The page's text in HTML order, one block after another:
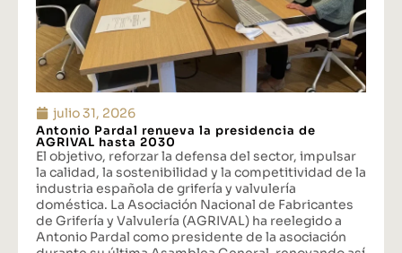
julio 31, 2026
Antonio Pardal renueva la presidencia de
AGRIVAL hasta 2030
El objetivo, reforzar la defensa del sector, impulsar
la calidad, la sostenibilidad y la competitividad de la
industria española de grifería y valvulería
doméstica. La Asociación Nacional de Fabricantes
de Grifería y Valvulería (AGRIVAL) ha reelegido a
Antonio Pardal como presidente de la asociación